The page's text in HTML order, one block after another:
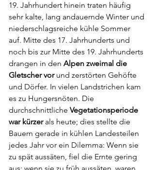
19. Jahrhundert hinein traten häufig
sehr kalte, lang andauernde Winter und
niederschlagsreiche kühle Sommer
auf. Mitte des 17. Jahrhunderts und
noch bis zur Mitte des 19. Jahrhunderts
drangen in den Alpen zweimal die
Gletscher vor und zerstörten Gehöfte
und Dörfer. In vielen Landstrichen kam
es zu Hungersnöten. Die
durchschnittliche Vegetationsperiode
war kürzer als heute; dies stellte die
Bauern gerade in kühlen Landesteilen
jedes Jahr vor ein Dilemma: Wenn sie
zu spät aussäten, fiel die Ernte gering